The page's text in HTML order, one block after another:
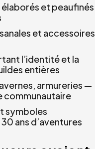
et peaufinés
et accessoires
l’identité et la
entières
armureries —
communautaire
symboles
ans d’aventures